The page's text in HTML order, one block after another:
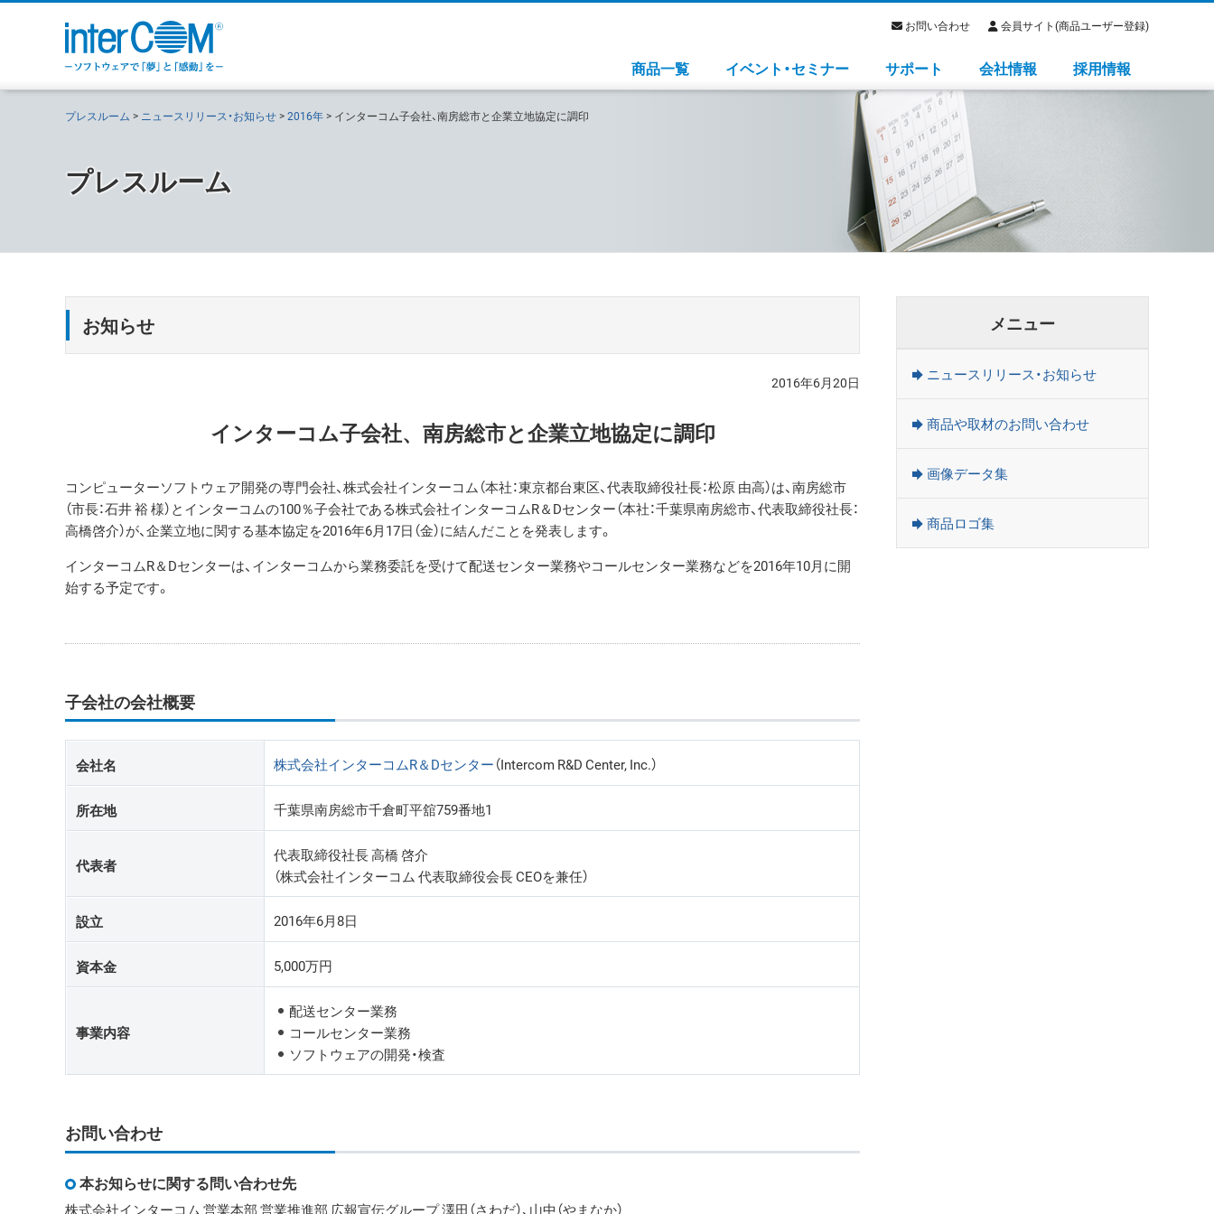
商品一覧 イベント・セミナー サポート 会社情報 採用情報
お問い合わせ 会員サイト(商品ユーザー登録)
プレスルーム ニュースリリース・お知らせ 2016年 インターコム子会社、南房総市と企業立地協定に調印
プレスルーム
お知らせ
2016年6月20日
インターコム子会社、南房総市と企業立地協定に調印
コンピューターソフトウェア開発の専門会社、株式会社インターコム（本社：東京都台東区、代表取締役社長：松原 由高）は、南房総市
（市長：石井 裕 様）とインターコムの100％子会社である株式会社インターコムR＆Dセンター（本社：千葉県南房総市、代表取締役社長：
高橋啓介）が、企業立地に関する基本協定を2016年6月17日（金）に結んだことを発表します。
インターコムR＆Dセンターは、インターコムから業務委託を受けて配送センター業務やコールセンター業務などを2016年10月に開
始する予定です。
子会社の会社概要
会社名 株式会社インターコムR＆Dセンター（Intercom R&D Center, Inc.）
所在地 千葉県南房総市千倉町平舘759番地1
代表者
代表取締役社長 高橋 啓介
（株式会社インターコム 代表取締役会長 CEOを兼任）
設立 2016年6月8日
資本金 5,000万円
事業内容
配送センター業務
コールセンター業務
ソフトウェアの開発・検査
お問い合わせ
本お知らせに関する問い合わせ先
株式会社インターコム 営業本部 営業推進部 広報宣伝グループ 澤田（さわだ）、山中（やまなか）
メニュー
ニュースリリース・お知らせ
商品や取材のお問い合わせ
画像データ集
商品ロゴ集